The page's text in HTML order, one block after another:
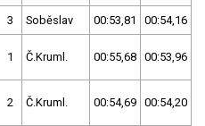
3 Soběslav 00:53,81 00:54,16
1 Č.Kruml. 00:55,68 00:53,96
2 Č.Kruml. 00:54,69 00:54,20